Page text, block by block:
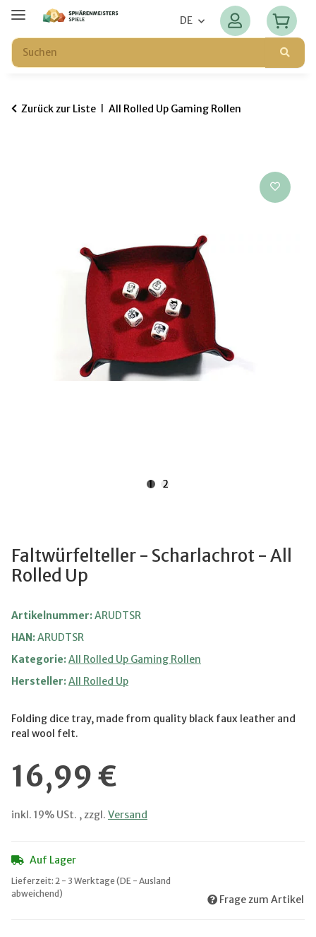
DE
Zurück zur Liste All Rolled Up Gaming Rollen
1 2
Faltwürfelteller - Scharlachrot - All
Rolled Up
Artikelnummer:ARUDTSR
HAN:ARUDTSR
Kategorie:All Rolled Up Gaming Rollen
Hersteller:All Rolled Up
Folding dice tray, made from quality black faux leather and
real wool felt.
16,99 €
inkl. 19% USt. , zzgl. Versand
Auf Lager
Lieferzeit: 2 - 3 Werktage(DE - Ausland
abweichend)
Frage zum Artikel